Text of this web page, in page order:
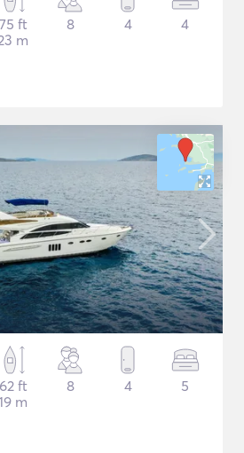
75 ft
m
8 4 4
62 ft
m
8 4 5